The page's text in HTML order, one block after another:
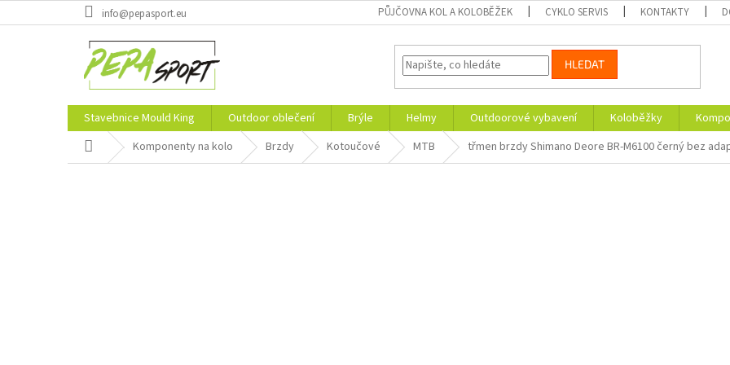
na
info@pepasport.eu PŮJČOVNA KOL A KOLOBĚŽEK CYKLO SERVIS KONTAKTY
HLEDAT
Stavebnice Mould King Outdoor oblečení Brýle Helmy Outdoorové vybavení Koloběžky
Domů Komponenty na kolo Brzdy Kotoučové MTB třmen brzdy Shimano Deore BR-M6100 černý bez